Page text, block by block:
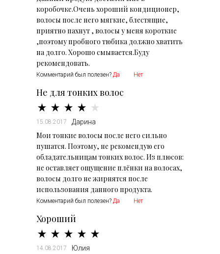
коробочке.Очень хороший кондиционер,
волосы после него мягкие, блестящие,
приятно пахнут , волосы у меня короткие
,поэтому пробного тюбика должно хватить
на долго. Хорошо смывается.Буду
рекомендовать.
Комментарий был полезен? Да Нет
Не для тонких волос
15.08.2017 Дарина
Мои тонкие волосы после него сильно
пушатся. Поэтому, не рекомендую его
обладательницам тонких волос. Из плюсов:
не оставляет ощущение плёнки на волосах,
волосы долго не жирнятся после
использования данного продукта.
Комментарий был полезен? Да Нет
Хороший
14.08.2017 Юлия